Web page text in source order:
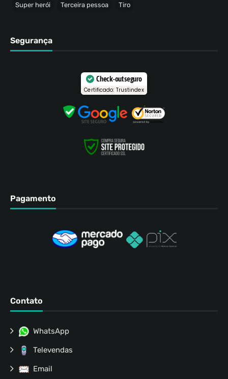
Super herói Terceira pessoa Tiro
Segurança
Check-out seguro
Certificado: Trustindex
Pagamento
Contato
WhatsApp
Televendas
Email